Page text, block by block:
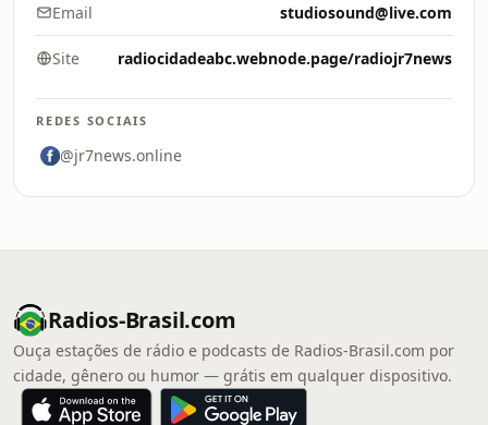
Email studiosound@live.com
Site radiocidadeabc.webnode.page/radiojr7news
REDES SOCIAIS
@jr7news.online
Radios-Brasil.com
Ouça estações de rádio e podcasts de Radios-Brasil.com por
cidade, gênero ou humor — grátis em qualquer dispositivo.